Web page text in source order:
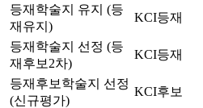
등재학술지 유지 (등
재유지)
KCI등재
등재학술지 선정 (등
재후보2차)
KCI등재
등재후보학술지 선정
(신규평가)
KCI후보